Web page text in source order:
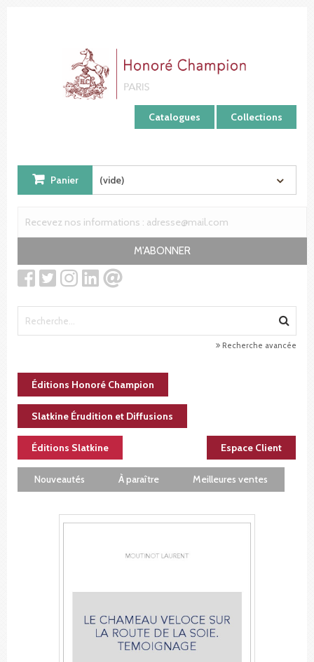
Catalogues Collections
Panier (vide)
M'ABONNER
Recherche avancée
Éditions Honoré Champion
Slatkine Érudition et Diffusions
Éditions Slatkine Espace Client
Nouveautés À paraître Meilleures ventes